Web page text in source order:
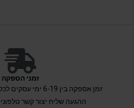
זמני הספקה
זמן אספקה בין 6-19
ההגעה שליח יצור קשר